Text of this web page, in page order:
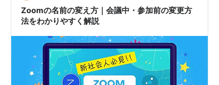
だと非常に重い！ 変だなと思って、ネ…
Zoomの名前の変え方｜会議中・参加前の変更方
法をわかりやすく解説